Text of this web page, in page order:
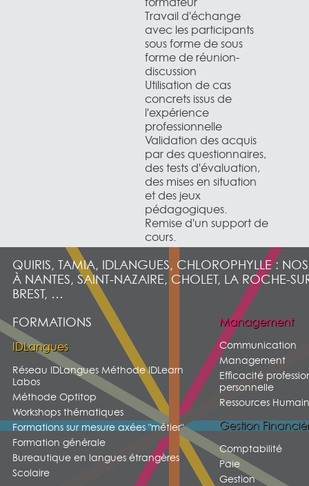
Travail d'échange
avec les participants
sous forme de sous
forme de réunion-
discussion
Utilisation de cas
concrets issus de
l'expérience
professionnelle
Validation des acquis
par des questionnaires,
des tests d'évaluation,
des mises en situation
et des jeux
pédagogiques.
Remise d'un support de
cours.
QUIRIS, TAMIA, IDLANGUES, CHLOROPHYLLE :
À NANTES, SAINT-NAZAIRE, CHOLET, LA ROCHE-
BREST, …
FORMATIONS
IDLangues
Réseau IDLangues Méthode IDLearn
Labos
Méthode Optitop
Workshops thématiques
Formations sur mesure axées "métier"
Formation générale
Bureautique en langues étrangères
Scolaire
Management
Communication
Management
Efficacité
personnelle
Ressources
Gestion
Comptabilité
Paie
Gestion